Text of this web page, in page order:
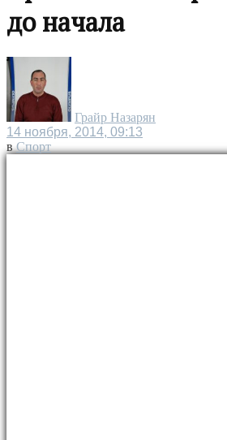
до начала
Грайр Назарян
14 ноября, 2014, 09:13
в Спорт